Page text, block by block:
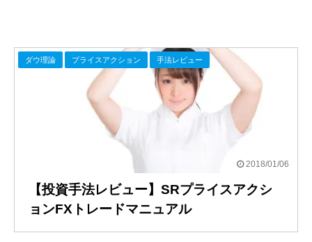
2018/01/06
ダウ理論 プライスアクション 手法レビュー
【投資手法レビュー】SRプライスアクシ
ョンFXトレードマニュアル